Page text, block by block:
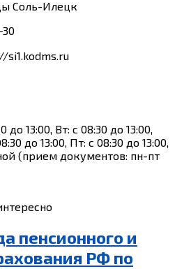
Соль-Илецк
13:00, Вт: с 08:30 до 13:00,
до 13:00, Пт: с 08:30 до 13:00,
(прием документов: пн-пт
пенсионного и
РФ по